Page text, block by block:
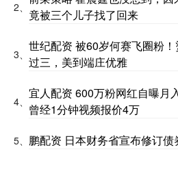
2、 竟被三个儿子找了回来
3、
世纪配资 被60岁何赛飞圈粉
过三，美到端庄优雅
4、
宜人配资 600万粉网红自曝月
曾经1分钟视频报价4万
5、 鹏配资 日本财务省宣布修订债